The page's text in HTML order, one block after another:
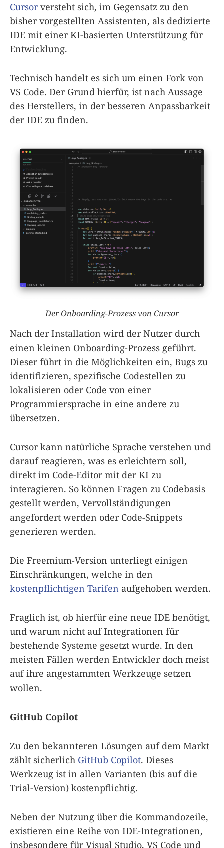
Cursorversteht sich, im Gegensatz zu den
bisher vorgestellten Assistenten, als dedizierte
IDE mit einer KI-basierten Unterstützung für
Entwicklung.
Technisch handelt es sich um einen Fork von
VS Code. Der Grund hierfür, ist nach Aussage
des Herstellers, in der besseren Anpassbarkeit
der IDE zu finden.
Der Onboarding-Prozess von Cursor
Nach der Installation wird der Nutzer durch
einen kleinen Onboarding-Prozess geführt.
Dieser führt in die Möglichkeiten ein, Bugs zu
identifizieren, spezifische Codestellen zu
lokalisieren oder Code von einer
Programmiersprache in eine andere zu
übersetzen.
Cursor kann natürliche Sprache verstehen und
darauf reagieren, was es erleichtern soll,
direkt im Code-Editor mit der KI zu
interagieren. So können Fragen zu Codebasis
gestellt werden, Vervollständigungen
angefordert werden oder Code-Snippets
generieren werden.
Die Freemium-Version unterliegt einigen
Einschränkungen, welche in den
kostenpflichtigen Tarifen aufgehoben werden.
Fraglich ist, ob hierfür eine neue IDE benötigt,
und warum nicht auf Integrationen für
bestehende Systeme gesetzt wurde. In den
meisten Fällen werden Entwickler doch meist
auf ihre angestammten Werkzeuge setzen
wollen.
GitHub Copilot
Zu den bekannteren Lösungen auf dem Markt
zählt sicherlich GitHub Copilot. Dieses
Werkzeug ist in allen Varianten (bis auf die
Trial-Version) kostenpflichtig.
Neben der Nutzung über die Kommandozeile,
existieren eine Reihe von IDE-Integrationen,
insbesondere für Visual Studio, VS Code und